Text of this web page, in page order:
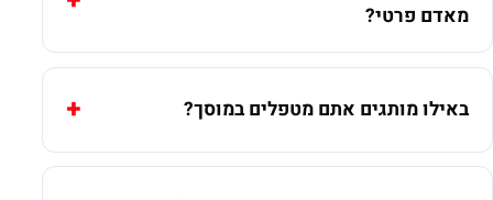
מאדם פרטי?
באילו מותגים אתם מטפלים במוסך?